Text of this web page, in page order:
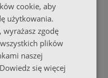
niezależnie od nakładu
przy współpracy z
cookie, aby
użytkowania.
wyrażasz zgodę
plików
naszej
Dowiedz się więcej